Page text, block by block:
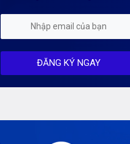
Mỗi tuần 01 Server
Server Dedicated (Máy chủ riêng)
ĐĂNG KÝ NGAY